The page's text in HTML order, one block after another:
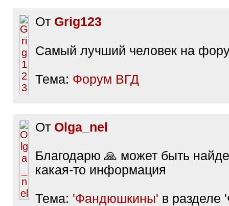
От Grig123
Самый лучший человек на
Тема: Форум ВГД
От Olga_nel
Благодарю 🙏 может быть
какая-то информация
Тема: 'Фандюшкины' в разделе